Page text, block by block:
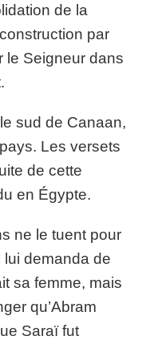
de la
par
le Seigneur dans
sud de Canaan,
Les versets
de cette
en Égypte.
ne le tuent pour
lui demanda de
sa femme, mais
qu’Abram
Saraï fut